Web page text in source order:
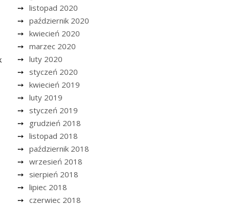
listopad 2020
październik 2020
kwiecień 2020
marzec 2020
luty 2020
styczeń 2020
kwiecień 2019
luty 2019
styczeń 2019
grudzień 2018
listopad 2018
październik 2018
wrzesień 2018
sierpień 2018
lipiec 2018
czerwiec 2018